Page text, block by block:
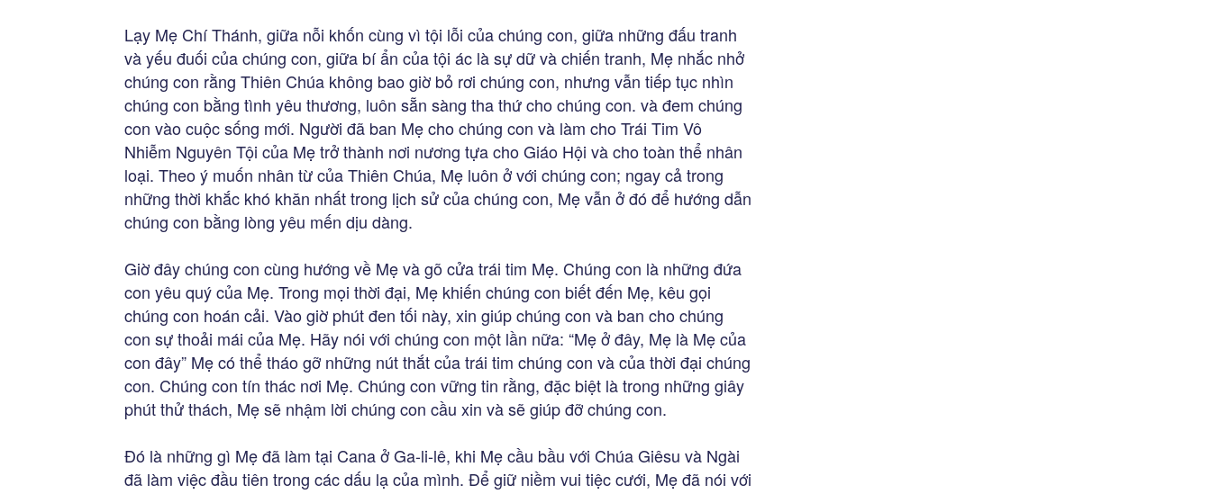
Lạy Mẹ Chí Thánh, giữa nỗi khốn cùng vì tội lỗi của chúng con, giữa những đấu tranh
và yếu đuối của chúng con, giữa bí ẩn của tội ác là sự dữ và chiến tranh, Mẹ nhắc nhở
chúng con rằng Thiên Chúa không bao giờ bỏ rơi chúng con, nhưng vẫn tiếp tục nhìn
chúng con bằng tình yêu thương, luôn sẵn sàng tha thứ cho chúng con. và đem chúng
con vào cuộc sống mới. Người đã ban Mẹ cho chúng con và làm cho Trái Tim Vô
Nhiễm Nguyên Tội của Mẹ trở thành nơi nương tựa cho Giáo Hội và cho toàn thể nhân
loại. Theo ý muốn nhân từ của Thiên Chúa, Mẹ luôn ở với chúng con; ngay cả trong
những thời khắc khó khăn nhất trong lịch sử của chúng con, Mẹ vẫn ở đó để hướng dẫn
chúng con bằng lòng yêu mến dịu dàng.
Giờ đây chúng con cùng hướng về Mẹ và gõ cửa trái tim Mẹ. Chúng con là những đứa
con yêu quý của Mẹ. Trong mọi thời đại, Mẹ khiến chúng con biết đến Mẹ, kêu gọi
chúng con hoán cải. Vào giờ phút đen tối này, xin giúp chúng con và ban cho chúng
con sự thoải mái của Mẹ. Hãy nói với chúng con một lần nữa: “Mẹ ở đây, Mẹ là Mẹ của
con đây” Mẹ có thể tháo gỡ những nút thắt của trái tim chúng con và của thời đại chúng
con. Chúng con tín thác nơi Mẹ. Chúng con vững tin rằng, đặc biệt là trong những giây
phút thử thách, Mẹ sẽ nhậm lời chúng con cầu xin và sẽ giúp đỡ chúng con.
Đó là những gì Mẹ đã làm tại Cana ở Ga-li-lê, khi Mẹ cầu bầu với Chúa Giêsu và Ngài
đã làm việc đầu tiên trong các dấu lạ của mình. Để giữ niềm vui tiệc cưới, Mẹ đã nói với